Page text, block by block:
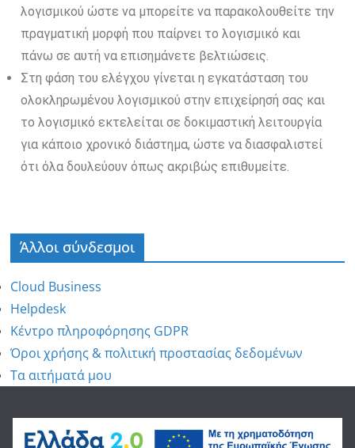
λογισμικού ώστε να μπορείτε να παρακολουθείτε την
πραγματική μορφή που παίρνει το λογισμικό και
πάνω σε αυτή να επισημάνετε βελτιώσεις.
Στη φάση του ελέγχου γίνεται η εγκατάσταση του
ολοκληρωμένου λογισμικού στην επιχείρησή σας και
το λογισμικό εκτελείται σε δοκιμαστική λειτουργία
για κάποιο χρονικό διάστημα, ώστε να διασφαλιστεί
ότι όλα δουλεύουν όπως ακριβώς επιθυμείτε.
Άλλοι σύνδεσμοι
Cloud Business
Helpdesk
Κέντρο πληροφόρησης GDPR
Όροι χρήσης & πολιτική προστασίας δεδομένων
Τα αιτήματά μου